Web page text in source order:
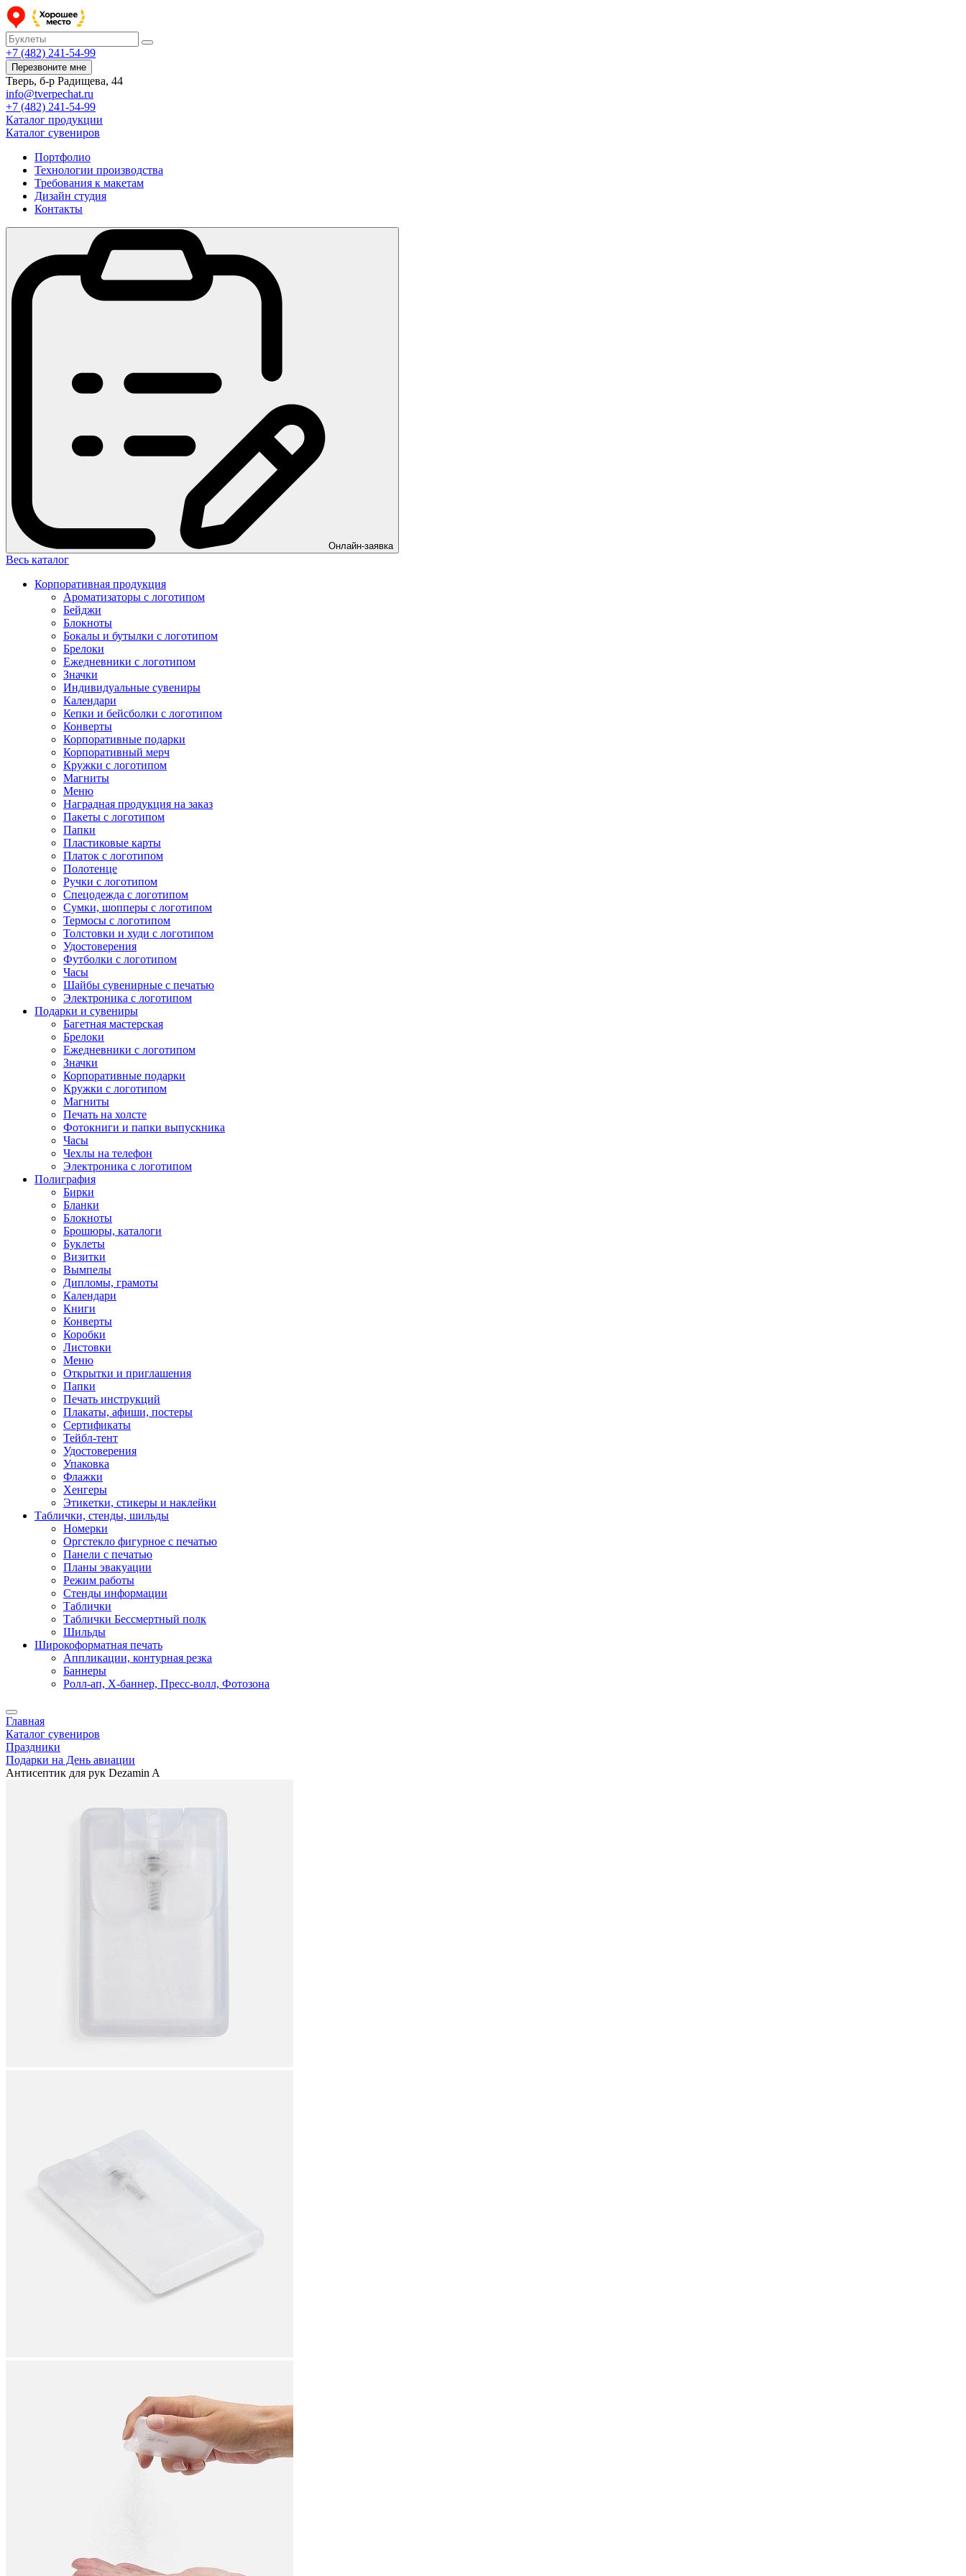
+7 (482) 241-54-99
Перезвоните мне
Тверь, б-р Радищева, 44
info@tverpechat.ru
+7 (482) 241-54-99
Каталог продукции
Каталог сувениров
Портфолио
Технологии производства
Требования к макетам
Дизайн студия
Контакты
Онлайн-заявка
Весь каталог
Корпоративная продукция
Ароматизаторы с логотипом
Бейджи
Блокноты
Бокалы и бутылки с логотипом
Брелоки
Ежедневники с логотипом
Значки
Индивидуальные сувениры
Календари
Кепки и бейсболки с логотипом
Конверты
Корпоративные подарки
Корпоративный мерч
Кружки с логотипом
Магниты
Меню
Наградная продукция на заказ
Пакеты с логотипом
Папки
Пластиковые карты
Платок с логотипом
Полотенце
Ручки с логотипом
Спецодежда с логотипом
Сумки, шопперы с логотипом
Термосы с логотипом
Толстовки и худи с логотипом
Удостоверения
Футболки с логотипом
Часы
Шайбы сувенирные с печатью
Электроника с логотипом
Подарки и сувениры
Багетная мастерская
Брелоки
Ежедневники с логотипом
Значки
Корпоративные подарки
Кружки с логотипом
Магниты
Печать на холсте
Фотокниги и папки выпускника
Часы
Чехлы на телефон
Электроника с логотипом
Полиграфия
Бирки
Бланки
Блокноты
Брошюры, каталоги
Буклеты
Визитки
Вымпелы
Дипломы, грамоты
Календари
Книги
Конверты
Коробки
Листовки
Меню
Открытки и приглашения
Папки
Печать инструкций
Плакаты, афиши, постеры
Сертификаты
Тейбл-тент
Удостоверения
Упаковка
Флажки
Хенгеры
Этикетки, стикеры и наклейки
Таблички, стенды, шильды
Номерки
Оргстекло фигурное с печатью
Панели с печатью
Планы эвакуации
Режим работы
Стенды информации
Таблички
Таблички Бессмертный полк
Шильды
Широкоформатная печать
Аппликации, контурная резка
Баннеры
Ролл-ап, X-баннер, Пресс-волл, Фотозона
Главная
Каталог сувениров
Праздники
Подарки на День авиации
Антисептик для рук Dezamin A